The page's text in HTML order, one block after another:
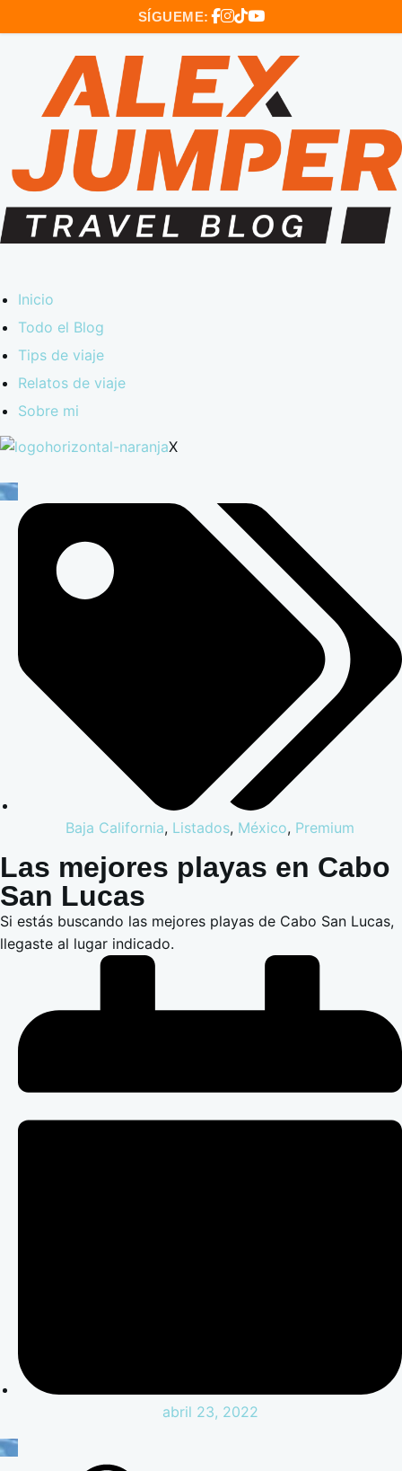
SÍGUEME:
Inicio
Todo el Blog
Tips de viaje
Relatos de viaje
Sobre mi
X
Baja California, Listados, México, Premium
Las mejores playas en Cabo
San Lucas
Si estás buscando las mejores playas de Cabo San Lucas,
llegaste al lugar indicado.
abril 23, 2022